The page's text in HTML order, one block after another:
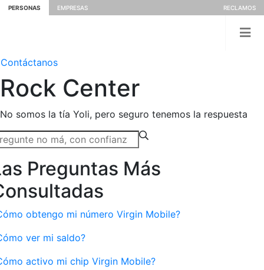
PERSONAS EMPRESAS RECLAMOS
Contáctanos
Rock Center
No somos la tía Yoli, pero seguro tenemos la respuesta
Preguntas Más
obtengo mi número Virgin Mobile?
ver mi saldo?
activo mi chip Virgin Mobile?